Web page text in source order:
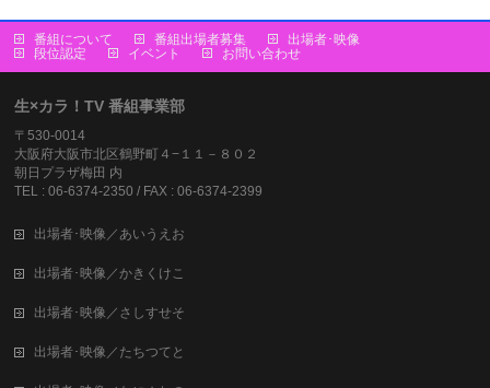
番組について 番組出場者募集
出場者･映像
段位認定
イベント お問い合わせ
生×カラ！TV 番組事業部
〒530-0014
大阪府大阪市北区鶴野町４−１１－８０２
朝日プラザ梅田 内
TEL : 06-6374-2350 / FAX : 06-6374-2399
出場者･映像／あいうえお
出場者･映像／かきくけこ
出場者･映像／さしすせそ
出場者･映像／たちつてと